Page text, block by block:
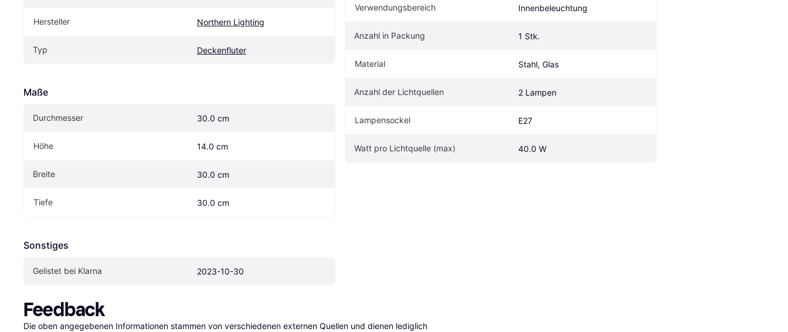
Hersteller Northern Lighting
Typ Deckenfluter
Maße
Durchmesser 30.0 cm
Höhe 14.0 cm
Breite 30.0 cm
Tiefe 30.0 cm
Sonstiges
Gelistet bei Klarna 2023-10-30
Verwendungsbereich Innenbeleuchtung
Anzahl in Packung 1 Stk.
Material Stahl, Glas
Anzahl der Lichtquellen 2 Lampen
Lampensockel E27
Watt pro Lichtquelle (max) 40.0 W
Feedback
Die oben angegebenen Informationen stammen von verschiedenen externen Quellen und dienen lediglich